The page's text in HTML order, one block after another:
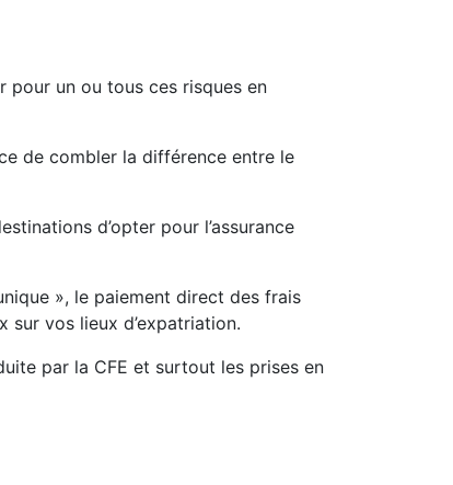
pour un ou tous ces risques en
de combler la différence entre le
d’opter pour l’assurance
», le paiement direct des frais
sur vos lieux d’expatriation.
par la CFE et surtout les prises en